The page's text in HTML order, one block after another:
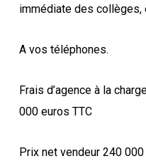
immédiate des collèges,
A vos téléphones.
Frais d’agence à la
000 euros TTC
Prix net vendeur 240